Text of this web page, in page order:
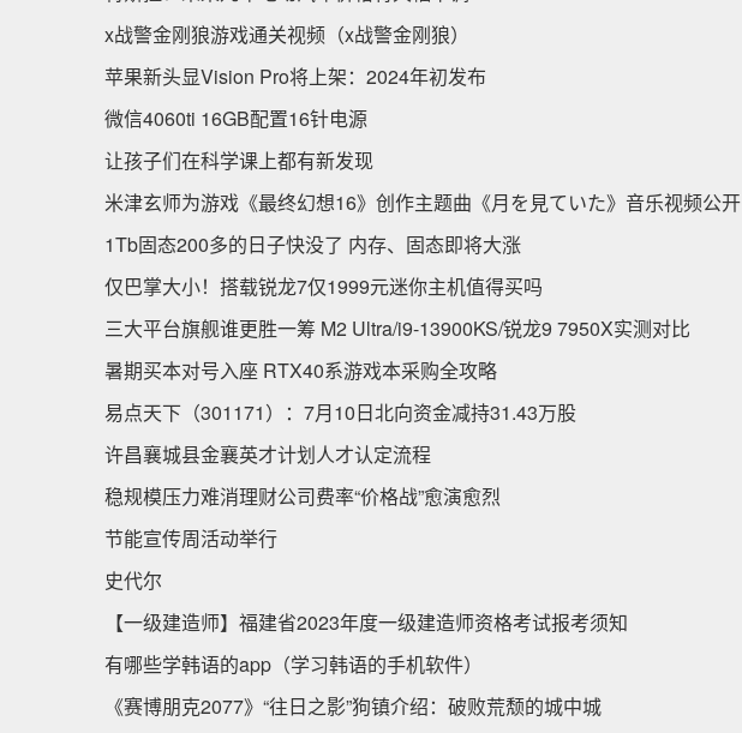
x战警金刚狼游戏通关视频（x战警金刚狼）
苹果新头显Vision Pro将上架：2024年初发布
微信4060ti 16GB配置16针电源
让孩子们在科学课上都有新发现
米津玄师为游戏《最终幻想16》创作主题曲《月を見ていた》音乐视频公开
1Tb固态200多的日子快没了 内存、固态即将大涨
仅巴掌大小！搭载锐龙7仅1999元迷你主机值得买吗
三大平台旗舰谁更胜一筹 M2 Ultra/i9-13900KS/锐龙9 7950X实测对比
暑期买本对号入座 RTX40系游戏本采购全攻略
易点天下（301171）：7月10日北向资金减持31.43万股
许昌襄城县金襄英才计划人才认定流程
稳规模压力难消理财公司费率“价格战”愈演愈烈
节能宣传周活动举行
史代尔
【一级建造师】福建省2023年度一级建造师资格考试报考须知
有哪些学韩语的app（学习韩语的手机软件）
《赛博朋克2077》“往日之影”狗镇介绍：破败荒颓的城中城